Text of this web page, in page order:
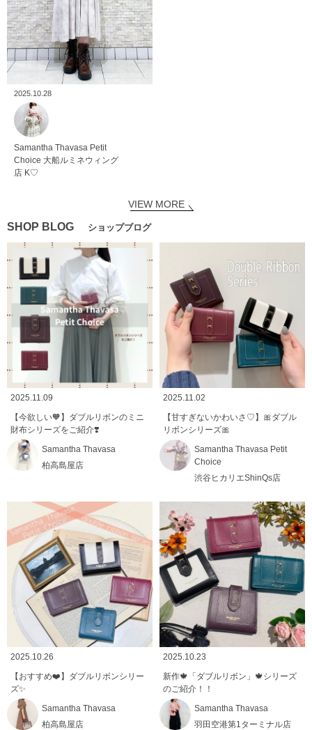
2025.10.28
Samantha Thavasa Petit
Choice 大船ルミネウィング
店 K♡
VIEW MORE
SHOP BLOG ショップブログ
2025.11.09
【今欲しい🧡】ダブルリボンのミニ
財布シリーズをご紹介❣️
Samantha Thavasa
柏高島屋店
2025.11.02
【甘すぎないかわいさ♡】🎀ダブル
リボンシリーズ🎀
Samantha Thavasa Petit
Choice
渋谷ヒカリエShinQs店
2025.10.26
【おすすめ❤️】ダブルリボンシリー
ズ✨
Samantha Thavasa
柏高島屋店
2025.10.23
新作🍁「ダブルリボン」🍁シリーズ
のご紹介！！
Samantha Thavasa
羽田空港第1ターミナル店